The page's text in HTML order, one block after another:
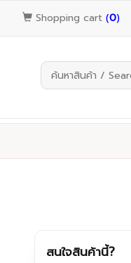
Shopping cart (0)
สนใจสินค้านี้?